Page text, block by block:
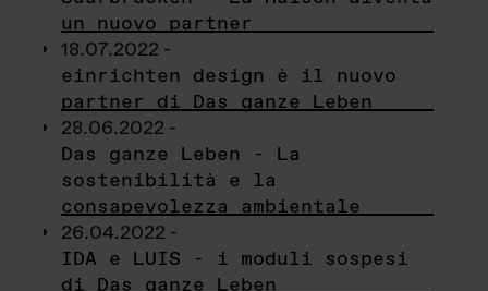
un nuovo partner
18.07.2022 -
einrichten design è il nuovo
partner di Das ganze Leben
28.06.2022 -
Das ganze Leben - La
sostenibilità e la
consapevolezza ambientale
26.04.2022 -
IDA e LUIS - i moduli sospesi
di Das ganze Leben